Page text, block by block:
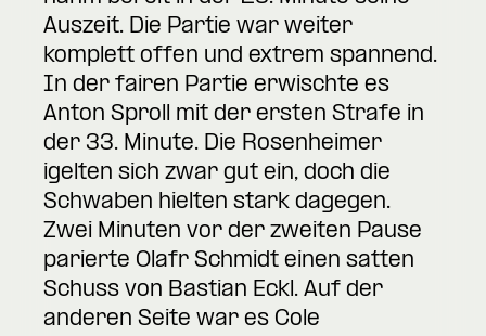
Auszeit. Die Partie war weiter
komplett offen und extrem spannend.
In der fairen Partie erwischte es
Anton Sproll mit der ersten Strafe in
der 33. Minute. Die Rosenheimer
igelten sich zwar gut ein, doch die
Schwaben hielten stark dagegen.
Zwei Minuten vor der zweiten Pause
parierte Olafr Schmidt einen satten
Schuss von Bastian Eckl. Auf der
anderen Seite war es Cole